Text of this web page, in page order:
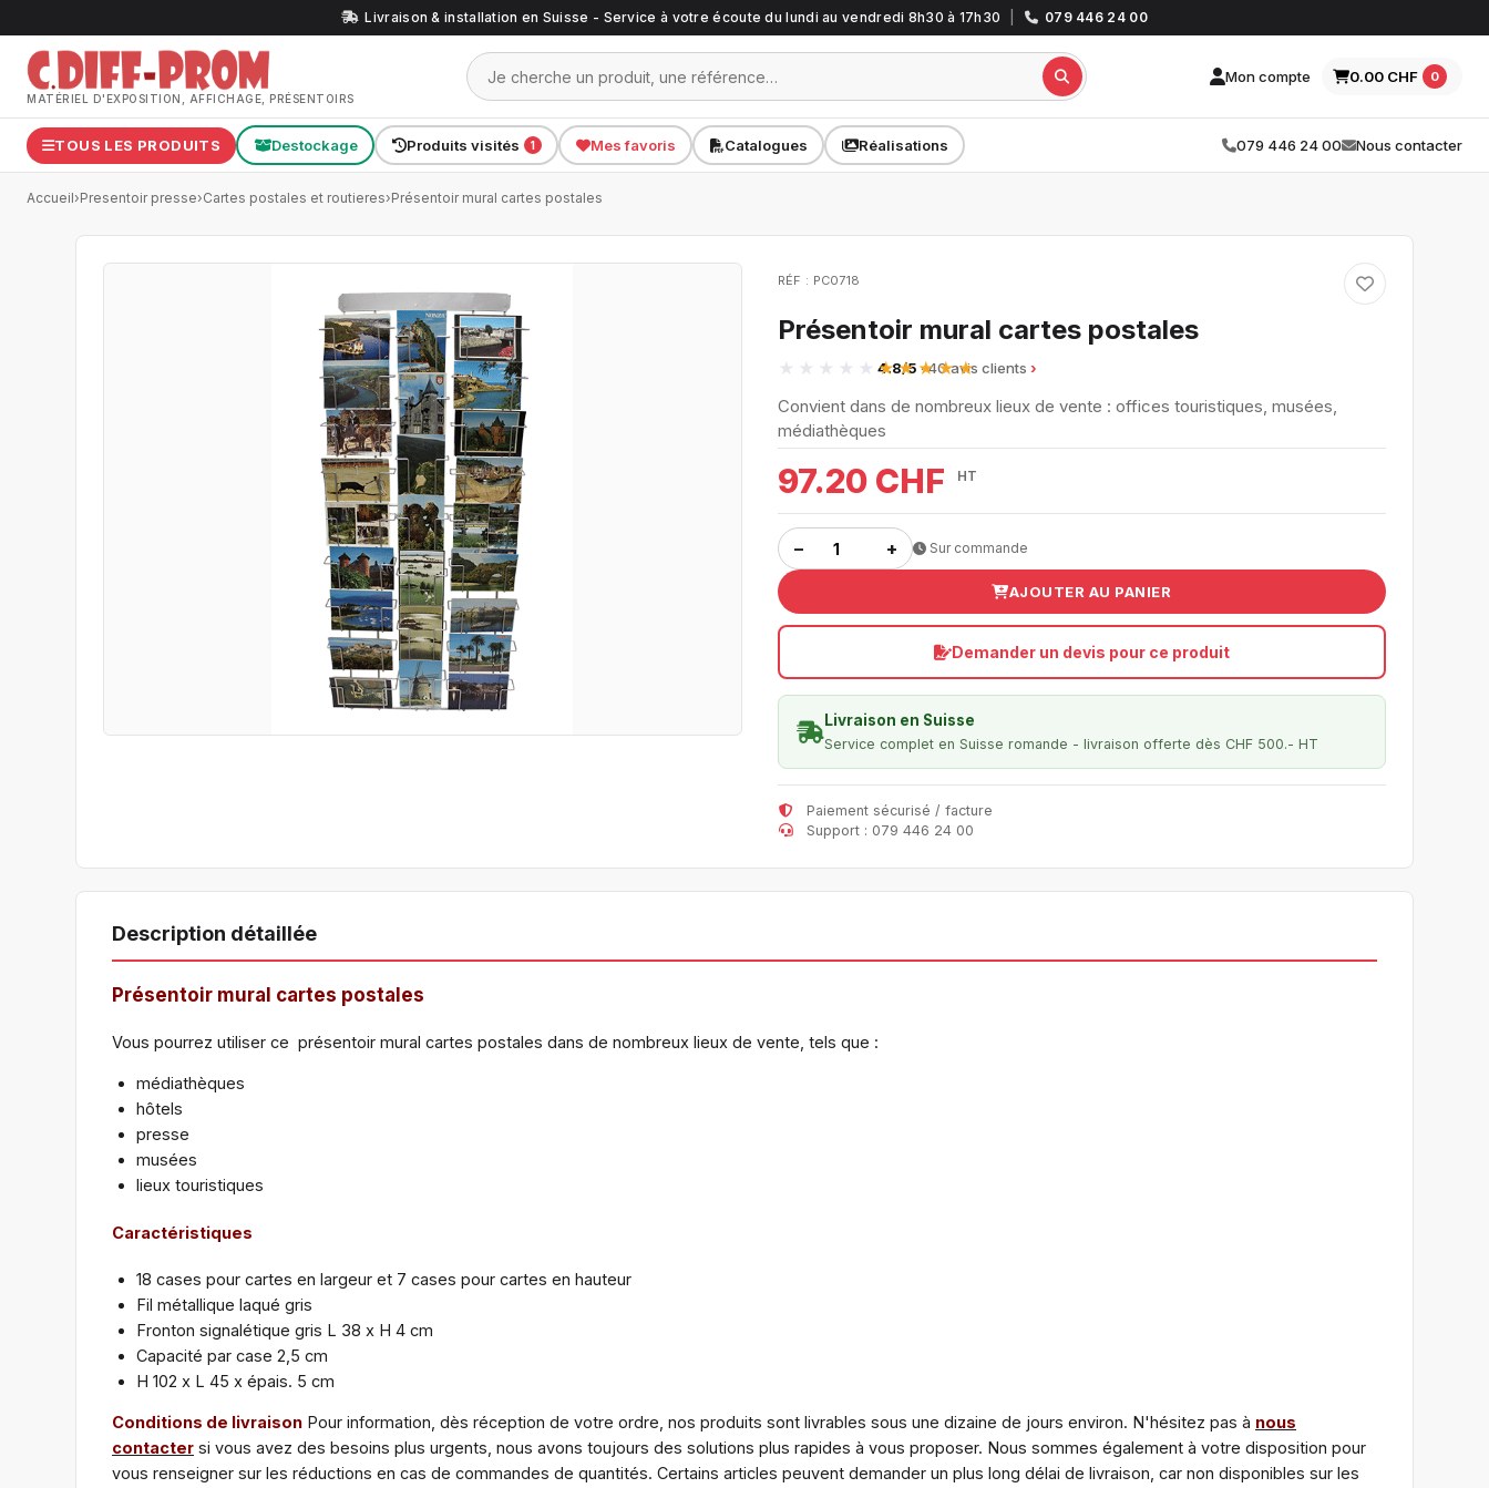
Livraison & installation en Suisse - Service à votre écoute du lundi au vendredi 8h30 à 17h30 079 446 24 00
MATÉRIEL D'EXPOSITION, AFFICHAGE, PRÉSENTOIRS
Mon compte 0.00 CHF 0
TOUS LES PRODUITS Destockage Produits visités 1 Mes favoris Catalogues Réalisations 079 446 24 00 Nous contacter
Accueil›Presentoir presse›Cartes postales et routieres›Présentoir mural cartes postales
RÉF : PC0718
Présentoir mural cartes postales
4.8/5· 40 avis clients
Convient dans de nombreux lieux de vente : offices touristiques, musées,
médiathèques
97.20 CHF HT
− + Sur commande
AJOUTER AU PANIER
Demander un devis pour ce produit
Livraison en Suisse
Service complet en Suisse romande - livraison offerte dès CHF 500.- HT
Paiement sécurisé / facture
Support : 079 446 24 00
Description détaillée
Présentoir mural cartes postales
Vous pourrez utiliser ce présentoir mural cartes postales dans de nombreux lieux de vente, tels que :
médiathèques
hôtels
presse
musées
lieux touristiques
Caractéristiques
18 cases pour cartes en largeur et 7 cases pour cartes en hauteur
Fil métallique laqué gris
Fronton signalétique gris L 38 x H 4 cm
Capacité par case 2,5 cm
H 102 x L 45 x épais. 5 cm
Conditions de livraison Pour information, dès réception de votre ordre, nos produits sont livrables sous une dizaine de jours environ. N'hésitez pas à nous
contacter si vous avez des besoins plus urgents, nous avons toujours des solutions plus rapides à vous proposer. Nous sommes également à votre disposition pour
vous renseigner sur les réductions en cas de commandes de quantités. Certains articles peuvent demander un plus long délai de livraison, car non disponibles sur les